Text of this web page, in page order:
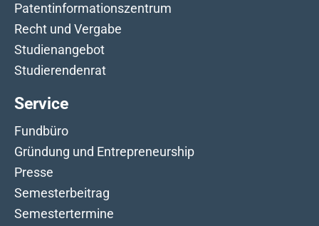
Patentinformationszentrum
Recht und Vergabe
Studienangebot
Studierendenrat
Service
Fundbüro
Gründung und Entrepreneurship
Presse
Semesterbeitrag
Semestertermine